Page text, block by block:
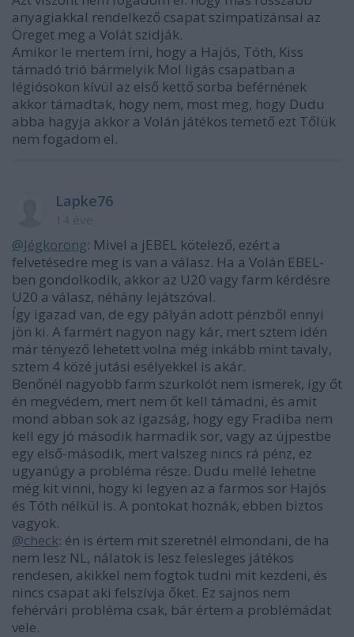
anyagiakkal rendelkező csapat szimpatizánsai az
Öreget meg a Volát szidják.
Amikor le mertem írni, hogy a Hajós, Tóth, Kiss
támadó trió bármelyik Mol ligás csapatban a
légiósokon kívül az első kettő sorba beférnének
akkor támadtak, hogy nem, most meg, hogy Dudu
abba hagyja akkor a Volán játékos temető ezt Tőlük
nem fogadom el.
Lapke76
@Jégkorong: Mivel a jEBEL kötelező, ezért a
felvetésedre meg is van a válasz. Ha a Volán EBEL-
ben gondolkodik, akkor az U20 vagy farm kérdésre
U20 a válasz, néhány lejátszóval.
Így igazad van, de egy pályán adott pénzből ennyi
jön ki. A farmért nagyon nagy kár, mert sztem idén
már tényező lehetett volna még inkább mint tavaly,
sztem 4 közé jutási esélyekkel is akár.
Benőnél nagyobb farm szurkolót nem ismerek, így őt
én megvédem, mert nem őt kell támadni, és amit
mond abban sok az igazság, hogy egy Fradiba nem
kell egy jó második harmadik sor, vagy az újpestbe
egy első-második, mert valszeg nincs rá pénz, ez
ugyanúgy a probléma része. Dudu mellé lehetne
még kit vinni, hogy ki legyen az a farmos sor Hajós
és Tóth nélkül is. A pontokat hoznák, ebben biztos
vagyok.
@check: én is értem mit szeretnél elmondani, de ha
nem lesz NL, nálatok is lesz felesleges játékos
rendesen, akikkel nem fogtok tudni mit kezdeni, és
nincs csapat aki felszívja őket. Ez sajnos nem
fehérvári probléma csak, bár értem a problémádat
vele.